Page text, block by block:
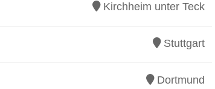
Kirchheim unter Teck
Stuttgart
Dortmund